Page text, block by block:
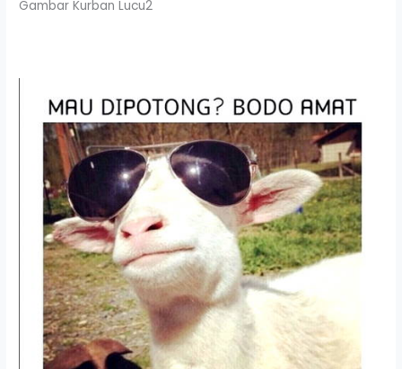
Gambar Kurban Lucu2